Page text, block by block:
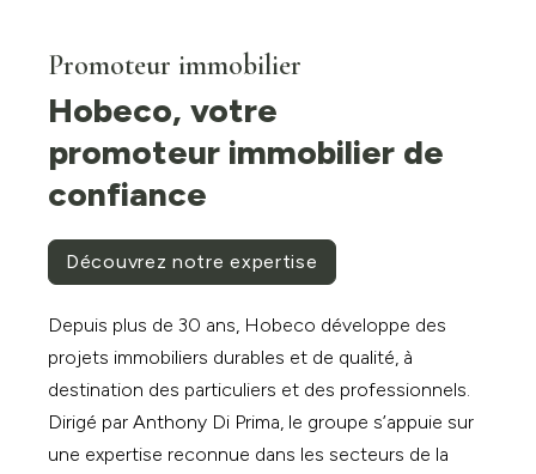
Promoteur immobilier
Hobeco, votre
promoteur immobilier de
confiance
Découvrez notre expertise
Depuis plus de 30 ans, Hobeco développe des
projets immobiliers durables et de qualité, à
destination des particuliers et des professionnels.
Dirigé par Anthony Di Prima, le groupe s’appuie sur
une expertise reconnue dans les secteurs de la